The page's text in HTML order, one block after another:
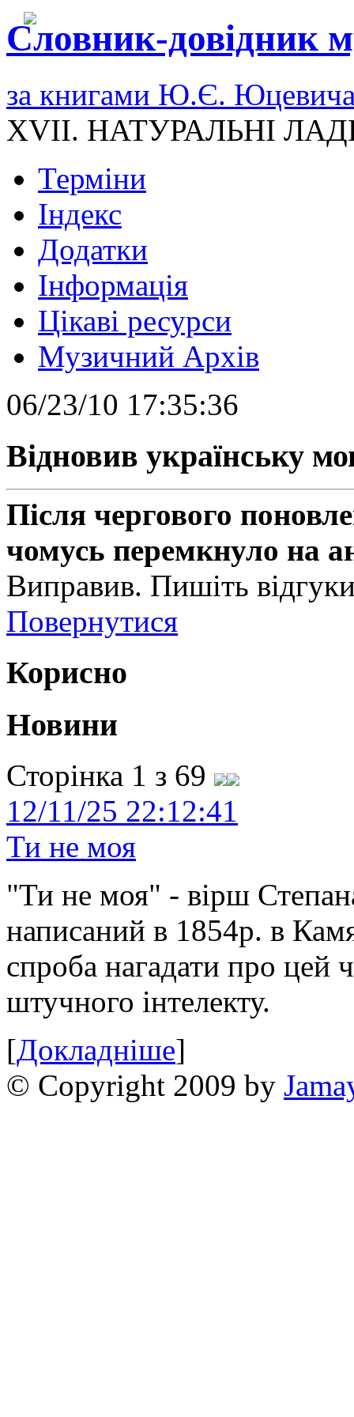
Словник-довідник
за книгами Ю.Є.
XVII. НАТУРАЛЬНІ
Терміни
Індекс
Додатки
Інформація
Цікаві ресурси
Музичний Архів
06/23/10 17:35:36
Відновив українську
Після чергового
чомусь перемкнуло на
Виправив. Пишіть
Повернутися
Корисно
Новини
Сторінка 1 з 69
12/11/25 22:12:41
Ти не моя
"Ти не моя" - вірш
написаний в 1854р. в
спроба нагадати про цей
штучного інтелекту.
[Докладніше]
© Copyright 2009 by